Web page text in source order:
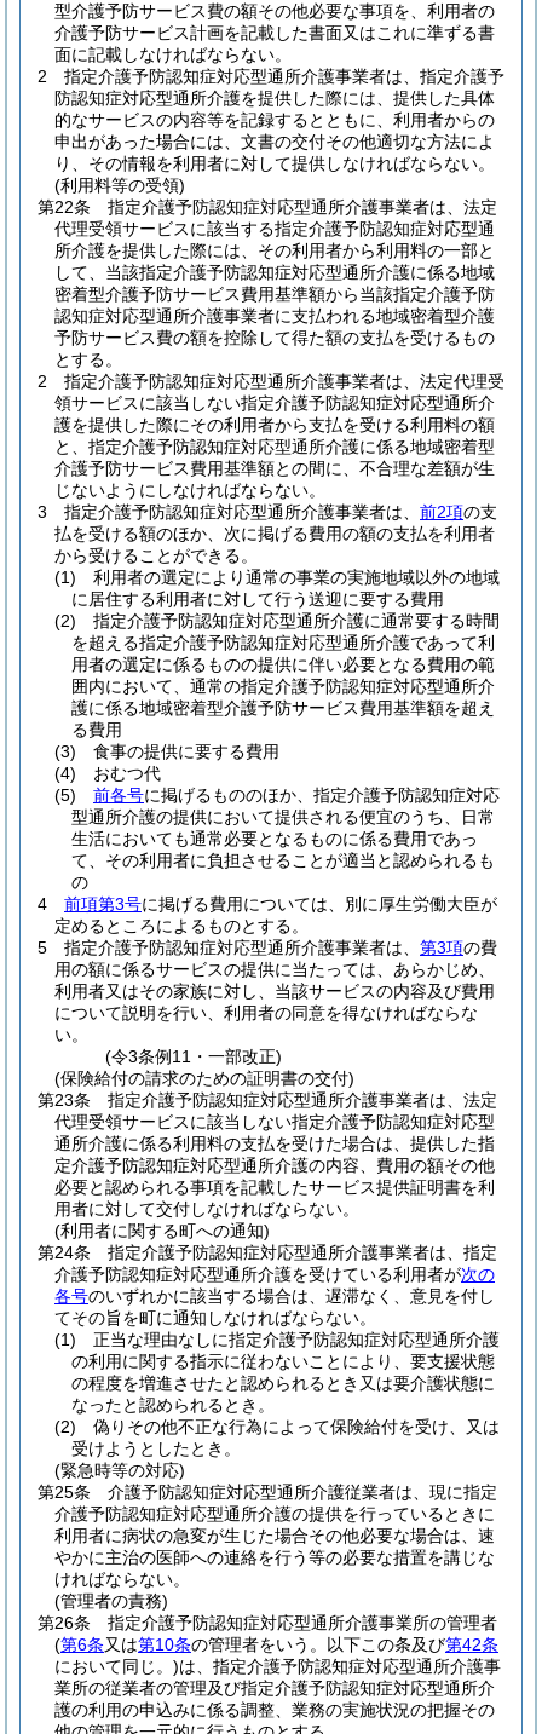
型介護予防サービス費の額その他必要な事項を、利用者の
介護予防サービス計画を記載した書面又はこれに準ずる書
面に記載しなければならない。
2
指定介護予防認知症対応型通所介護事業者は、指定介護予
防認知症対応型通所介護を提供した際には、提供した具体
的なサービスの内容等を記録するとともに、利用者からの
申出があった場合には、文書の交付その他適切な方法によ
り、その情報を利用者に対して提供しなければならない。
(利用料等の受領)
第22条
指定介護予防認知症対応型通所介護事業者は、法定
代理受領サービスに該当する指定介護予防認知症対応型通
所介護を提供した際には、その利用者から利用料の一部と
して、当該指定介護予防認知症対応型通所介護に係る地域
密着型介護予防サービス費用基準額から当該指定介護予防
認知症対応型通所介護事業者に支払われる地域密着型介護
予防サービス費の額を控除して得た額の支払を受けるもの
とする。
2
指定介護予防認知症対応型通所介護事業者は、法定代理受
領サービスに該当しない指定介護予防認知症対応型通所介
護を提供した際にその利用者から支払を受ける利用料の額
と、指定介護予防認知症対応型通所介護に係る地域密着型
介護予防サービス費用基準額との間に、不合理な差額が生
じないようにしなければならない。
3
指定介護予防認知症対応型通所介護事業者は、 前2項の支
払を受ける額のほか、次に掲げる費用の額の支払を利用者
から受けることができる。
(1)
利用者の選定により通常の事業の実施地域以外の地域
に居住する利用者に対して行う送迎に要する費用
(2)
指定介護予防認知症対応型通所介護に通常要する時間
を超える指定介護予防認知症対応型通所介護であって利
用者の選定に係るものの提供に伴い必要となる費用の範
囲内において、通常の指定介護予防認知症対応型通所介
護に係る地域密着型介護予防サービス費用基準額を超え
る費用
(3)
食事の提供に要する費用
(4)
おむつ代
(5)
前各号に掲げるもののほか、指定介護予防認知症対応
型通所介護の提供において提供される便宜のうち、日常
生活においても通常必要となるものに係る費用であっ
て、その利用者に負担させることが適当と認められるも
の
4
前項第3号に掲げる費用については、別に厚生労働大臣が
定めるところによるものとする。
5
指定介護予防認知症対応型通所介護事業者は、 第3項の費
用の額に係るサービスの提供に当たっては、あらかじめ、
利用者又はその家族に対し、当該サービスの内容及び費用
について説明を行い、利用者の同意を得なければならな
い。
(令3条例11・一部改正)
(保険給付の請求のための証明書の交付)
第23条
指定介護予防認知症対応型通所介護事業者は、法定
代理受領サービスに該当しない指定介護予防認知症対応型
通所介護に係る利用料の支払を受けた場合は、提供した指
定介護予防認知症対応型通所介護の内容、費用の額その他
必要と認められる事項を記載したサービス提供証明書を利
用者に対して交付しなければならない。
(利用者に関する町への通知)
第24条
指定介護予防認知症対応型通所介護事業者は、指定
介護予防認知症対応型通所介護を受けている利用者が次の
各号のいずれかに該当する場合は、遅滞なく、意見を付し
てその旨を町に通知しなければならない。
(1)
正当な理由なしに指定介護予防認知症対応型通所介護
の利用に関する指示に従わないことにより、要支援状態
の程度を増進させたと認められるとき又は要介護状態に
なったと認められるとき。
(2)
偽りその他不正な行為によって保険給付を受け、又は
受けようとしたとき。
(緊急時等の対応)
第25条
介護予防認知症対応型通所介護従業者は、現に指定
介護予防認知症対応型通所介護の提供を行っているときに
利用者に病状の急変が生じた場合その他必要な場合は、速
やかに主治の医師への連絡を行う等の必要な措置を講じな
ければならない。
(管理者の責務)
第26条
指定介護予防認知症対応型通所介護事業所の管理者
(第6条又は第10条の管理者をいう。以下この条及び第42条
において同じ。)は、指定介護予防認知症対応型通所介護事
業所の従業者の管理及び指定介護予防認知症対応型通所介
護の利用の申込みに係る調整、業務の実施状況の把握その